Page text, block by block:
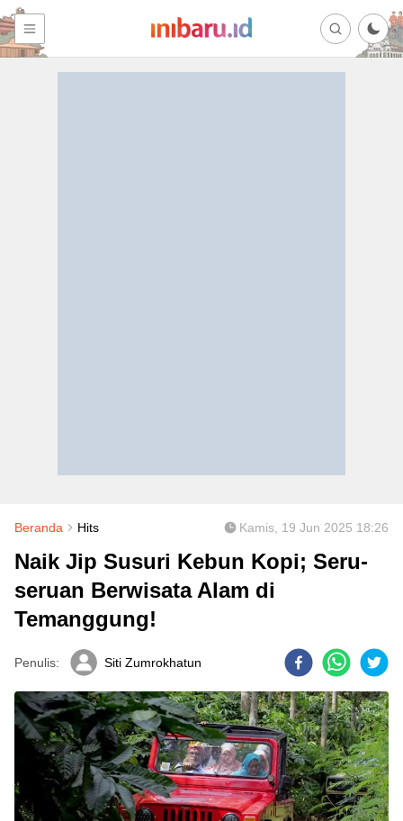
Beranda Hits Kamis, 19 Jun 2025 18:26
Naik Jip Susuri Kebun Kopi; Seru-
seruan Berwisata Alam di
Temanggung!
Penulis: Siti Zumrokhatun